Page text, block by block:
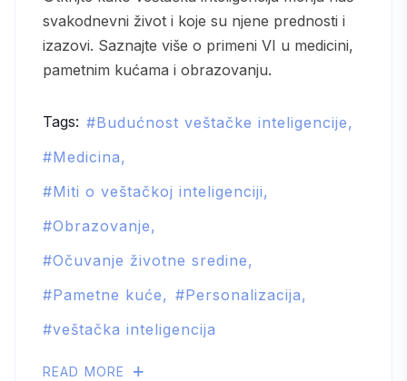
svakodnevni život i koje su njene prednosti i
izazovi. Saznajte više o primeni VI u medicini,
pametnim kućama i obrazovanju.
Tags:
Budućnost veštačke inteligencije
Medicina
Miti o veštačkoj inteligenciji
Obrazovanje
Očuvanje životne sredine
Pametne kuće
Personalizacija
veštačka inteligencija
READ MORE